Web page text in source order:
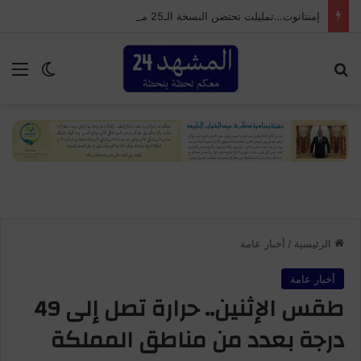
الوضع
الرئيسية / أخبار عامة
أخبار عامة
طقس الإثنين.. حرارة تصل إلى 49
درجة بعدد من مناطق المملكة